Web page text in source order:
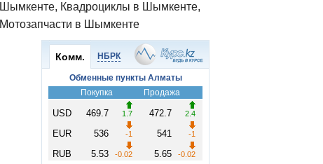
Шымкенте, Квадроциклы в Шымкенте,
Мотозапчасти в Шымкенте